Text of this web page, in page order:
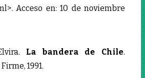
Acceso en: 10 de noviembre
La bandera de Chile.
1991.